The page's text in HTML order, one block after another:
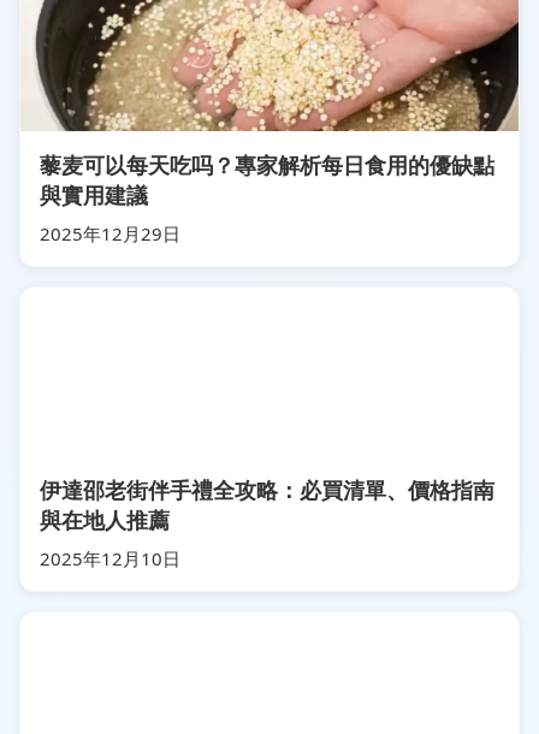
藜麦可以每天吃吗？專家解析每日食用的優缺點
與實用建議
2025年12月29日
伊達邵老街伴手禮全攻略：必買清單、價格指南
與在地人推薦
2025年12月10日